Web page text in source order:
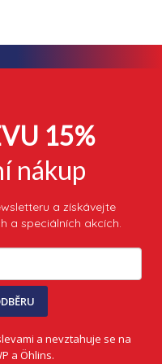
15%
nákup
a získávejte
a speciálních akcích.
a nevztahuje se na
a Öhlins.